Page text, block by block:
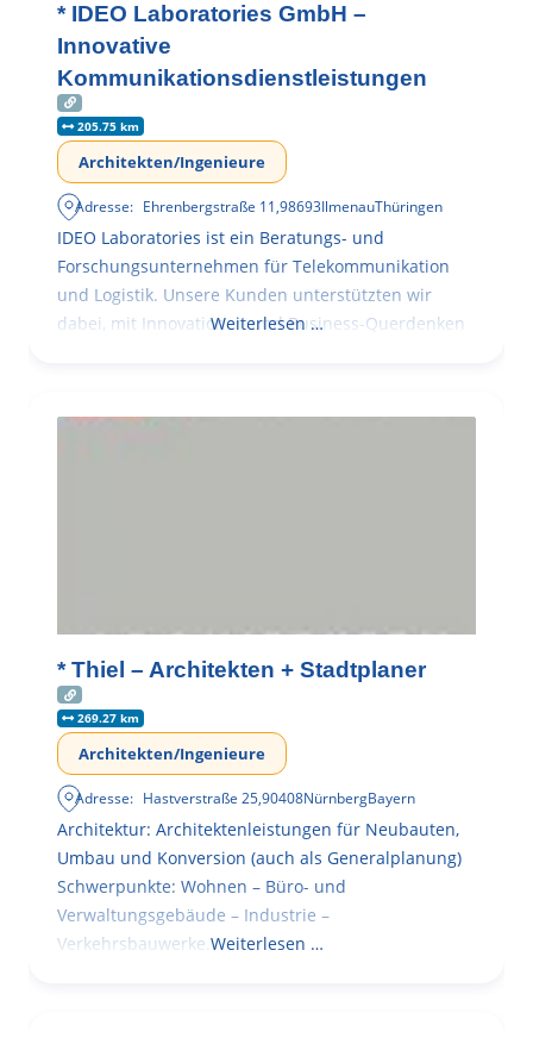
* IDEO Laboratories GmbH –
Innovative
Kommunikationsdienstleistungen
205.75 km
Architekten/Ingenieure
Adresse: Ehrenbergstraße 11,98693IlmenauThüringen
IDEO Laboratories ist ein Beratungs- und
Forschungsunternehmen für Telekommunikation
und Logistik. Unsere Kunden unterstützten wir
dabei, mit Innovationen und Business-Querdenken
Weiterlesen …
* Thiel – Architekten + Stadtplaner
269.27 km
Architekten/Ingenieure
Adresse: Hastverstraße 25,90408NürnbergBayern
Architektur: Architektenleistungen für Neubauten,
Umbau und Konversion (auch als Generalplanung)
Schwerpunkte: Wohnen – Büro- und
Verwaltungsgebäude – Industrie –
Verkehrsbauwerke. Weiterlesen …